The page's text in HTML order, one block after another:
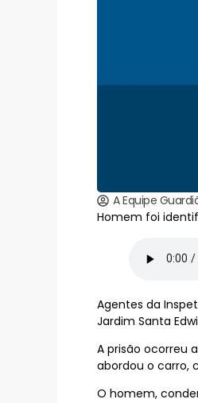
A Equipe
Homem foi
Agentes da
Jardim Santa
A prisão ocorreu
abordou o carro,
O homem,